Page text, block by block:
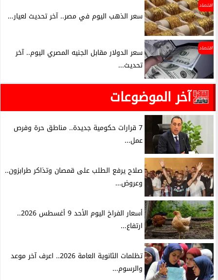
اقتصاد
سعر الذهب اليوم في مصر.. آخر تحديث لعيار...
اقتصاد
سعر الدولار مقابل الجنيه المصري اليوم.. آخر
تحديث...
آخر الموضوعات
7 قرارات حكومية جديدة.. مناطق حرة وفرص
عمل...
صلاح يرفع الطلب على قمصان وتذاكر طرابزون..
وعروض...
أسعار الفراخ اليوم الأحد 9 أغسطس 2026..
ارتفاع...
تظلمات الثانوية العامة 2026.. اعرف آخر موعد
والرسوم...